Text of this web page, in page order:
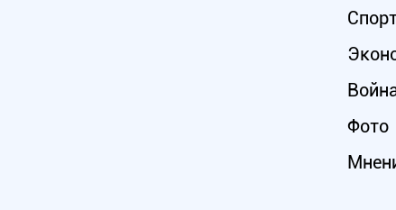
Фото